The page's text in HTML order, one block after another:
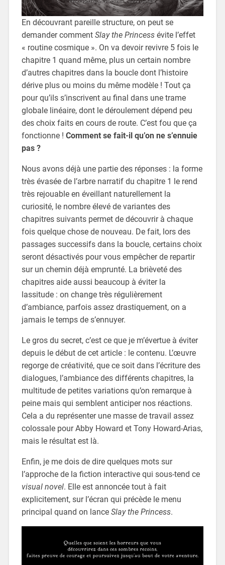
En découvrant pareille structure, on peut se
demander comment Slay the Princessévite l’effet
« routine cosmique ». On va devoir revivre 5 fois le
chapitre 1 quand même, plus un certain nombre
d’autres chapitres dans la boucle dont l’histoire
dérive plus ou moins du même modèle ! Tout ça
pour qu’ils s’inscrivent au final dans une trame
globale linéaire, dont le déroulement dépend peu
des choix faits en cours de route. C’est fou que ça
fonctionne ! Comment se fait-il qu’on ne s’ennuie
pas ?
Nous avons déjà une partie des réponses : la forme
très évasée de l’arbre narratif du chapitre 1 le rend
très rejouable en éveillant naturellement la
curiosité, le nombre élevé de variantes des
chapitres suivants permet de découvrir à chaque
fois quelque chose de nouveau. De fait, lors des
passages successifs dans la boucle, certains choix
seront désactivés pour vous empêcher de repartir
sur un chemin déjà emprunté. La brièveté des
chapitres aide aussi beaucoup à éviter la
lassitude : on change très régulièrement
d’ambiance, parfois assez drastiquement, on a
jamais le temps de s’ennuyer.
Le gros du secret, c’est ce que je m’évertue à éviter
depuis le début de cet article : le contenu. L’œuvre
regorge de créativité, que ce soit dans l’écriture des
dialogues, l’ambiance des différents chapitres, la
multitude de petites variations qu’on remarque à
peine mais qui semblent anticiper nos réactions.
Cela a du représenter une masse de travail assez
colossale pour Abby Howard et Tony Howard-Arias,
mais le résultat est là.
Enfin, je me dois de dire quelques mots sur
l’approche de la fiction interactive qui sous-tend ce
visual novel. Elle est annoncée tout à fait
explicitement, sur l’écran qui précède le menu
principal quand on lance Slay the Princess.